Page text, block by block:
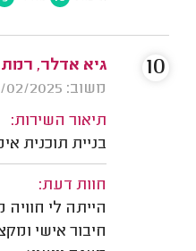
גיא אדלר, רמת
משוב: 15/02/2025
תיאור השירות:
בניית תוכנית
חוות דעת:
הייתה לי
חיבור אישי
10